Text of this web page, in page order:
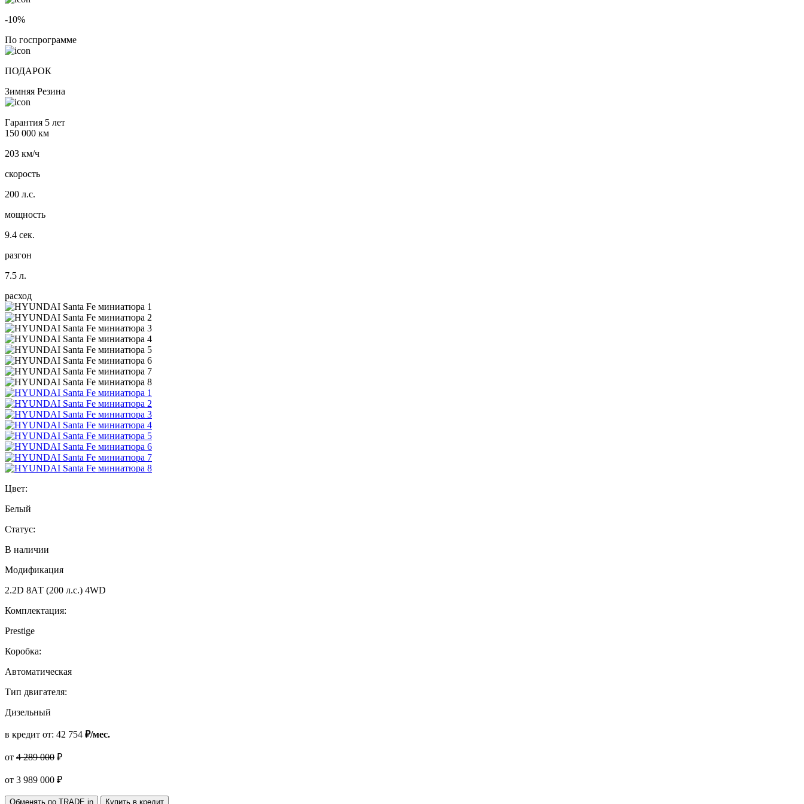
-10%
По госпрограмме
ПОДАРОК
Зимняя Резина
Гарантия 5 лет
150 000 км
203 км/ч
скорость
200 л.с.
мощность
9.4 сек.
разгон
7.5 л.
расход
Цвет:
Белый
Статус:
В наличии
Модификация
2.2D 8АТ (200 л.с.) 4WD
Комплектация:
Prestige
Коробка:
Автоматическая
Тип двигателя:
Дизельный
в кредит от: 42 754 ₽/мес.
от 4 289 000 ₽
от 3 989 000 ₽
Обменять по TRADE in Купить в кредит